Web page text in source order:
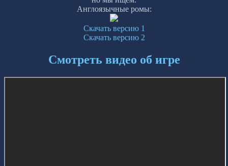
Англоязычные ромы:
Скачать версию 1
Скачать версию 2
Смотреть видео об игре